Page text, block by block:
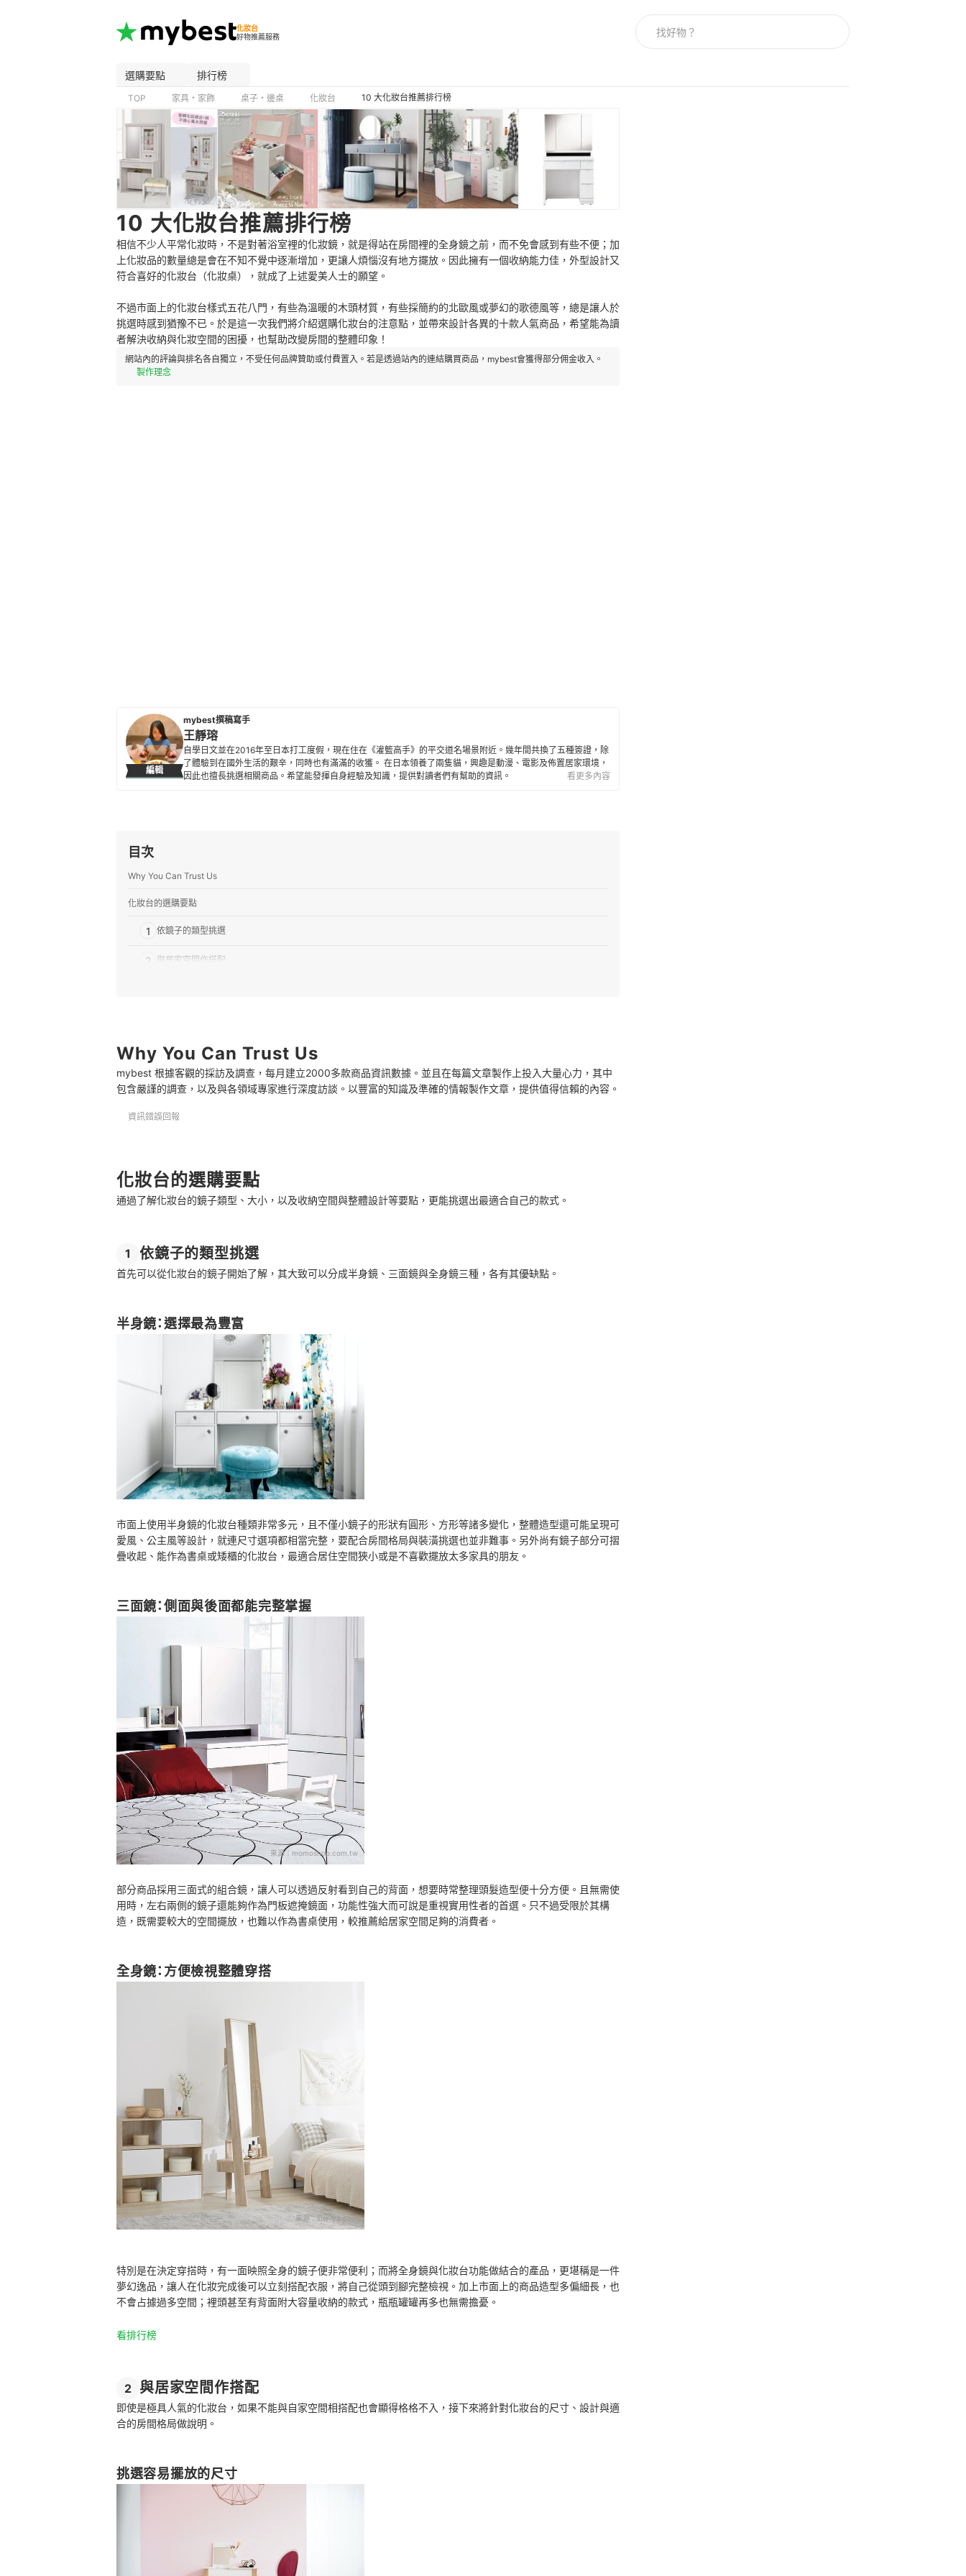
化妝台
好物推薦服務
選購要點 排行榜
TOP 家具・家飾 桌子・邊桌 化妝台 10 大化妝台推薦排行榜
10 大化妝台推薦排行榜
相信不少人平常化妝時，不是對著浴室裡的化妝鏡，就是得站在房間裡的全身鏡之前，而不免會感到有些不便；加
上化妝品的數量總是會在不知不覺中逐漸增加，更讓人煩惱沒有地方擺放。因此擁有一個收納能力佳，外型設計又
符合喜好的化妝台（化妝桌），就成了上述愛美人士的願望。
不過市面上的化妝台樣式五花八門，有些為溫暖的木頭材質，有些採簡約的北歐風或夢幻的歌德風等，總是讓人於
挑選時感到猶豫不已。於是這一次我們將介紹選購化妝台的注意點，並帶來設計各異的十款人氣商品，希望能為讀
者解決收納與化妝空間的困擾，也幫助改變房間的整體印象！
網站內的評論與排名各自獨立，不受任何品牌贊助或付費置入。若是透過站內的連結購買商品，mybest會獲得部分佣金收入。
製作理念
編輯
mybest撰稿寫手
王靜瑢
自學日文並在2016年至日本打工度假，現在住在《灌籃高手》的平交道名場景附近。幾年間共換了五種簽證，除
了體驗到在國外生活的艱辛，同時也有滿滿的收獲。 在日本領養了兩隻貓，興趣是動漫、電影及佈置居家環境，
因此也擅長挑選相關商品。希望能發揮自身經驗及知識，提供對讀者們有幫助的資訊。
看更多內容
目次
Why You Can Trust Us
化妝台的選購要點
1 依鏡子的類型挑選
2 與居家空間作搭配
推薦十大化妝台人氣排行榜
搭配化妝鏡讓妝容更細緻
Why You Can Trust Us
mybest 根據客觀的採訪及調查，每月建立2000多款商品資訊數據。並且在每篇文章製作上投入大量心力，其中
包含嚴謹的調查，以及與各領域專家進行深度訪談。以豐富的知識及準確的情報製作文章，提供值得信賴的內容。
資訊錯誤回報
化妝台的選購要點
通過了解化妝台的鏡子類型、大小，以及收納空間與整體設計等要點，更能挑選出最適合自己的款式。
1 依鏡子的類型挑選
首先可以從化妝台的鏡子開始了解，其大致可以分成半身鏡、三面鏡與全身鏡三種，各有其優缺點。
半身鏡：選擇最為豐富
市面上使用半身鏡的化妝台種類非常多元，且不僅小鏡子的形狀有圓形、方形等諸多變化，整體造型還可能呈現可
愛風、公主風等設計，就連尺寸選項都相當完整，要配合房間格局與裝潢挑選也並非難事。另外尚有鏡子部分可摺
疊收起、能作為書桌或矮櫃的化妝台，最適合居住空間狹小或是不喜歡擺放太多家具的朋友。
三面鏡：側面與後面都能完整掌握
來源： momoshop.com.tw
部分商品採用三面式的組合鏡，讓人可以透過反射看到自己的背面，想要時常整理頭髮造型便十分方便。且無需使
用時，左右兩側的鏡子還能夠作為門板遮掩鏡面，功能性強大而可說是重視實用性者的首選。只不過受限於其構
造，既需要較大的空間擺放，也難以作為書桌使用，較推薦給居家空間足夠的消費者。
全身鏡：方便檢視整體穿搭
來源：low-ya.com
特別是在決定穿搭時，有一面映照全身的鏡子便非常便利；而將全身鏡與化妝台功能做結合的產品，更堪稱是一件
夢幻逸品，讓人在化妝完成後可以立刻搭配衣服，將自己從頭到腳完整檢視。加上市面上的商品造型多偏細長，也
不會占據過多空間；裡頭甚至有背面附大容量收納的款式，瓶瓶罐罐再多也無需擔憂。
看排行榜
2 與居家空間作搭配
即使是極具人氣的化妝台，如果不能與自家空間相搭配也會顯得格格不入，接下來將針對化妝台的尺寸、設計與適
合的房間格局做說明。
挑選容易擺放的尺寸